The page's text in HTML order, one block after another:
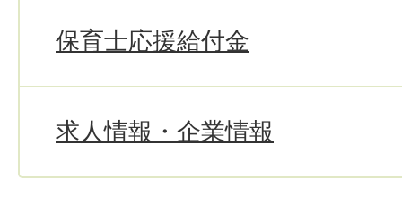
保育士応援給付金
求人情報・企業情報